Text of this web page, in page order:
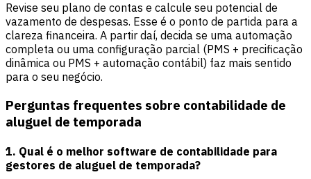
Revise seu plano de contas e calcule seu potencial de
vazamento de despesas. Esse é o ponto de partida para a
clareza financeira. A partir daí, decida se uma automação
completa ou uma configuração parcial (PMS + precificação
dinâmica ou PMS + automação contábil) faz mais sentido
para o seu negócio.
Perguntas frequentes sobre contabilidade de
aluguel de temporada
1. Qual é o melhor software de contabilidade para
gestores de aluguel de temporada?